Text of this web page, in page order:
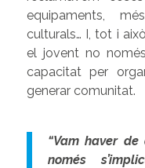
equipaments,
culturals… I, tot i
el jovent no
capacitat per
generar comunitat.
“Vam haver
només